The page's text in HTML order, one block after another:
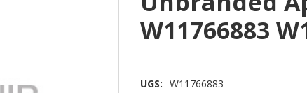
W11766883
UGS: W11766883